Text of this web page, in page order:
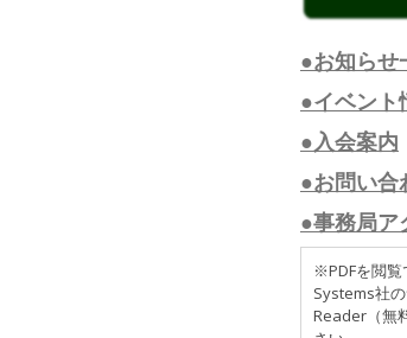
●お知らせ
●イベント
●入会案内
●お問い合
●事務局ア
※PDFを閲
Systems社
Reader（無